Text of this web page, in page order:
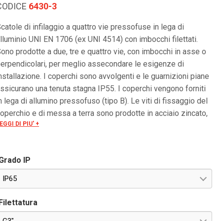
6430-3
di infilaggio a quattro vie pressofuse in lega di
UNI EN 1706 (ex UNI 4514) con imbocchi filettati.
prodotte a due, tre e quattro vie, con imbocchi in asse o
per meglio assecondare le esigenze di
I coperchi sono avvolgenti e le guarnizioni piane
una tenuta stagna IP55. I coperchi vengono forniti
lega di allumino pressofuso (tipo B). Le viti di fissaggio del
e di messa a terra sono prodotte in acciaio zincato,
richiesta possono essere fornite in acciaio inox AISI 304.
per evitare rischi di danneggiamento dell’isolamento
durante l’infilaggio dei cavi. La filettatura è: GAS cilindrico UNI
228.
DI PIU' +
IP
IP65